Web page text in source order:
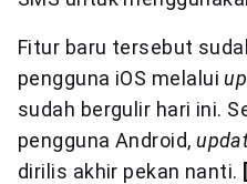
Fitur baru tersebut
pengguna iOS melalui
sudah bergulir hari ini.
pengguna Android,
dirilis akhir pekan nanti.